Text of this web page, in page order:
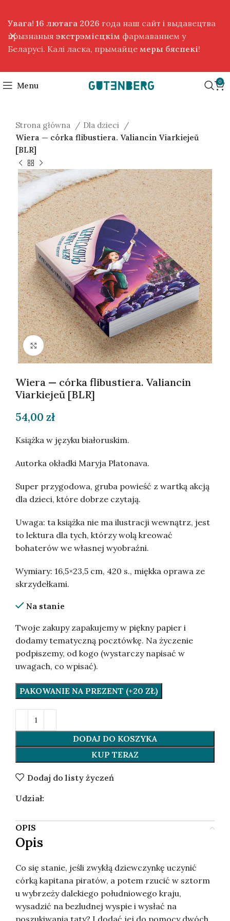
Menu 0
Strona główna
Dla dzieci
Wiera — córka flibustiera. Valiancin Viarkiejeŭ
[BLR]
Kliknij, aby powiększyć
Wiera — córka flibustiera. Valiancin
Viarkiejeŭ [BLR]
54,00 zł
Książka w języku białoruskim.
Autorka okładki Maryja Platonava.
Super przygodowa, gruba powieść z wartką akcją
dla dzieci, które dobrze czytają.
Uwaga: ta książka nie ma ilustracji wewnątrz, jest
to lektura dla tych, którzy wolą kreować
bohaterów we własnej wyobraźni.
Wymiary: 16,5×23,5 cm, 420 s., miękka oprawa ze
skrzydełkami.
Na stanie
Twoje zakupy zapakujemy w piękny papier i
dodamy tematyczną pocztówkę. Na życzenie
podpiszemy, od kogo (wystarczy napisać w
uwagach, co wpisać).
PAKOWANIE NA PREZENT (+20 ZŁ)
DODAJ DO KOSZYKA
KUP TERAZ
Dodaj do listy życzeń
Udział:
OPIS
Opis
Co się stanie, jeśli zwykłą dziewczynkę uczynić
córką kapitana piratów, a potem rzucić w sztorm
u wybrzeży dalekiego południowego kraju,
wysadzić na bezludnej wyspie i wysłać na
poszukiwania taty? I dodać jej do pomocy dwóch
Увага! 16 лютага 2026 года наш сайт і выдавецтва
прызнаныя экстрэмісцкім фармаваннем у
Беларусі. Калі ласка, прымайце меры бяспекі!